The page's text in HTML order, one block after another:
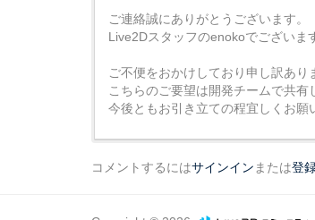
ご連絡誠にありがとうございます。
Live2Dスタッフのenokoでございま
ご不便をおかけしており申し訳あり
こちらのご要望は開発チームで共有
今後ともお引き立ての程宜しくお願
コメントするにはサインイン または登